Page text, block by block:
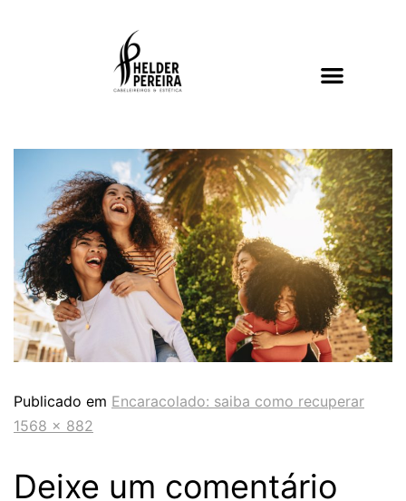
Publicado em Encaracolado: saiba como recuperar
1568 × 882
Deixe um comentário